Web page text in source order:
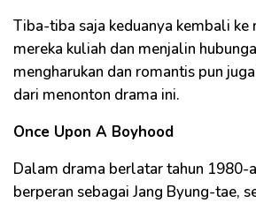
Tiba-tiba saja keduanya kembali ke
mereka kuliah dan menjalin
mengharukan dan romantis pun
dari menonton drama ini.
Once Upon A Boyhood
Dalam drama berlatar tahun 1980-
berperan sebagai Jang Byung-tae,